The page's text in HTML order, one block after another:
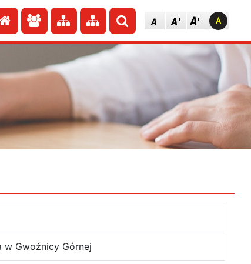
Przejdź do strony głównej
Przejdź do redakcji
Przejdź do mapy strony
Przejdź do mapy strony
Szukaj
w Gwoźnicy Górnej